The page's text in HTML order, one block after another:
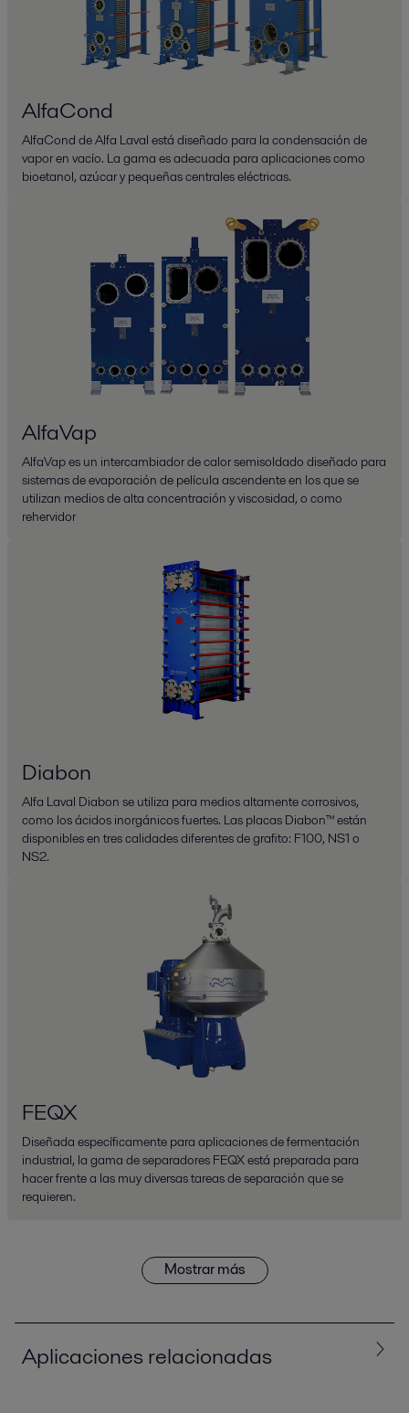
AlfaCond
AlfaCond de Alfa Laval está diseñado para la condensación de
vapor en vacío. La gama es adecuada para aplicaciones como
bioetanol, azúcar y pequeñas centrales eléctricas.
AlfaVap
AlfaVap es un intercambiador de calor semisoldado diseñado para
sistemas de evaporación de película ascendente en los que se
utilizan medios de alta concentración y viscosidad, o como
rehervidor
Diabon
Alfa Laval Diabon se utiliza para medios altamente corrosivos,
como los ácidos inorgánicos fuertes. Las placas Diabon™ están
disponibles en tres calidades diferentes de grafito: F100, NS1 o
NS2.
FEQX
Diseñada específicamente para aplicaciones de fermentación
industrial, la gama de separadores FEQX está preparada para
hacer frente a las muy diversas tareas de separación que se
requieren.
Mostrar más
Aplicaciones relacionadas